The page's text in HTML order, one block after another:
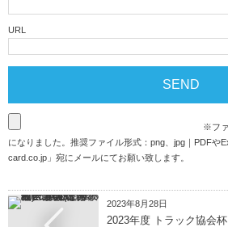
URL
※フ
になりました。推奨ファイル形式：png、jpg｜PDFや
card.co.jp 」宛にメールにてお願い致します。
2023年8月28日
2023年度 トラック協会